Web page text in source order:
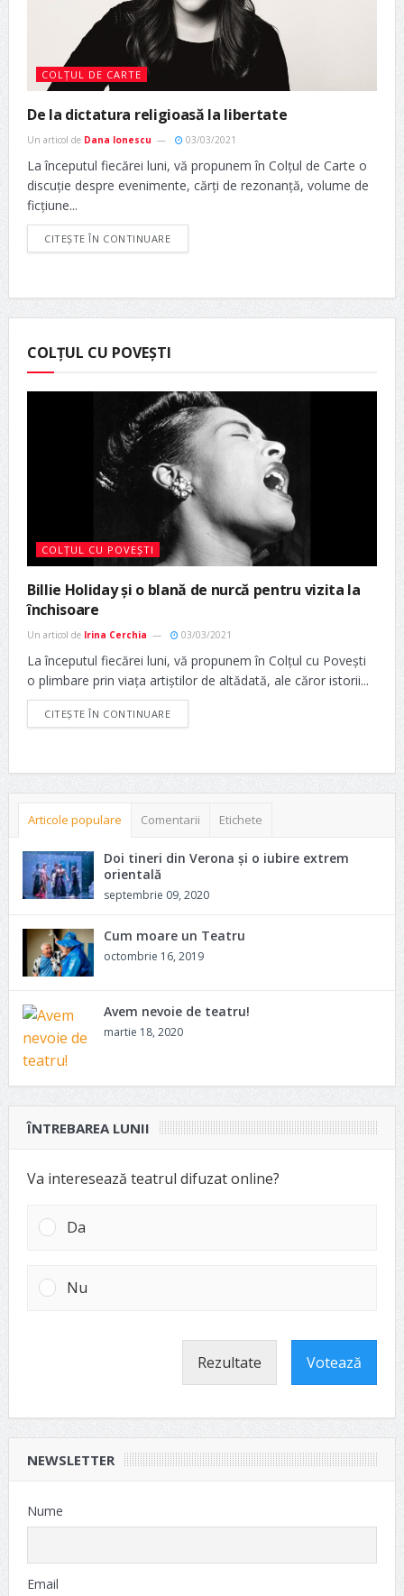
COLȚUL DE CARTE
De la dictatura religioasă la libertate
Un articol de Dana Ionescu 03/03/2021
La începutul fiecărei luni, vă propunem în Colțul de Carte o
discuție despre evenimente, cărți de rezonanță, volume de
ficțiune...
CITEȘTE ÎN CONTINUARE
COLȚUL CU POVEȘTI
COLȚUL CU POVEȘTI
Billie Holiday și o blană de nurcă pentru vizita la
închisoare
Un articol de Irina Cerchia 03/03/2021
La începutul fiecărei luni, vă propunem în Colțul cu Povești
o plimbare prin viața artiștilor de altădată, ale căror istorii...
CITEȘTE ÎN CONTINUARE
Articole populare Comentarii Etichete
Doi tineri din Verona și o iubire extrem
orientală
septembrie 09, 2020
Cum moare un Teatru
octombrie 16, 2019
Avem nevoie de teatru!
martie 18, 2020
ÎNTREBAREA LUNII
Va interesează teatrul difuzat online?
Da
Nu
Rezultate Votează
NEWSLETTER
Nume
Email